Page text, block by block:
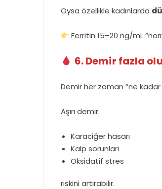
Oysa özellikle kadınlarda
Ferritin 15–20 ng/mL
6. Demir fazla
Demir her zaman “ne
Aşırı demir:
Karaciğer hasarı
Kalp sorunları
Oksidatif stres
riskini artırabilir.